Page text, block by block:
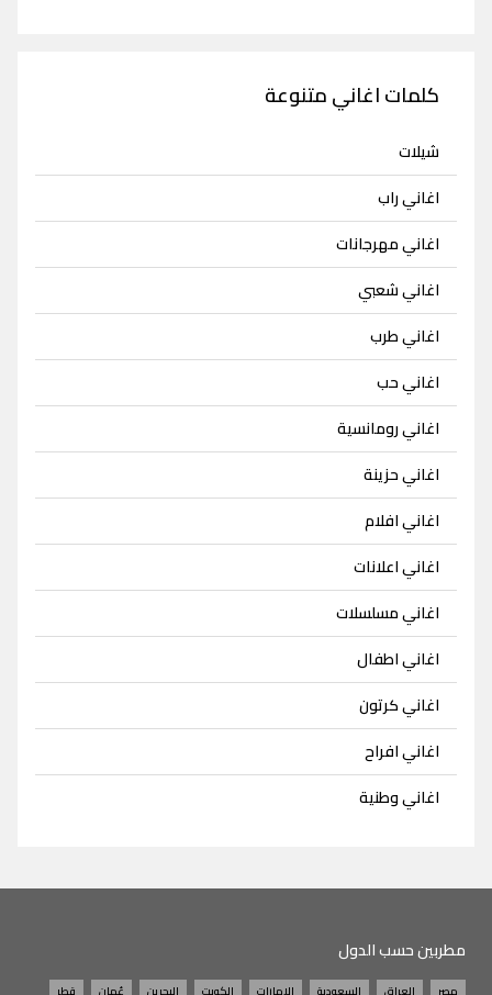
كلمات اغاني متنوعة
شيلات
اغاني راب
اغاني مهرجانات
اغاني شعبي
اغاني طرب
اغاني حب
اغاني رومانسية
اغاني حزينة
اغاني افلام
اغاني اعلانات
اغاني مسلسلات
اغاني اطفال
اغاني كرتون
اغاني افراح
اغاني وطنية
مطربين حسب الدول